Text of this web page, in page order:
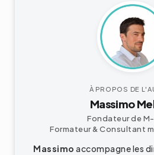
À PROPOS DE
Massimo
Fondateur de
Formateur & Consultant
Massimo accompagne les